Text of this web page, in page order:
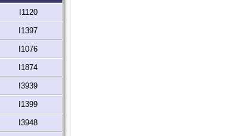
I1120
I1397
I1076
I1874
I3939
I1399
I3948